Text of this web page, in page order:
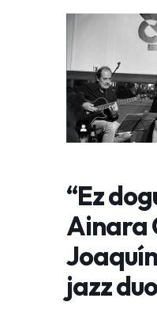
“Ez
Ainara
jazz duo